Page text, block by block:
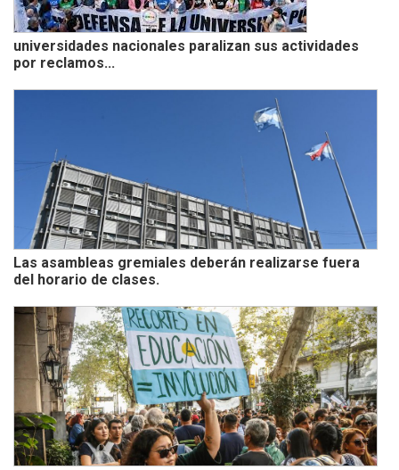
universidades nacionales paralizan sus actividades
por reclamos...
Las asambleas gremiales deberán realizarse fuera
del horario de clases.